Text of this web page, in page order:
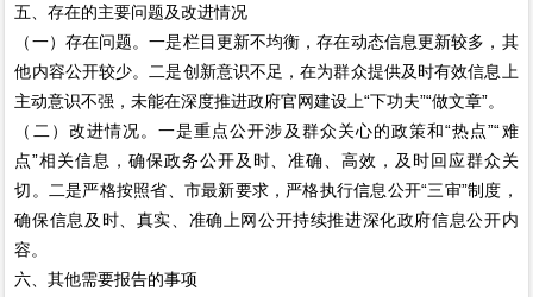
五、存在的主要问题及改进情况
（一）存在问题。一是栏目更新不均衡，存在动态信息更新较多，其
他内容公开较少。二是创新意识不足，在为群众提供及时有效信息上
主动意识不强，未能在深度推进政府官网建设上“下功夫”“做文章”。
（二）改进情况。一是重点公开涉及群众关心的政策和“热点”“难
点”相关信息，确保政务公开及时、准确、高效，及时回应群众关
切。二是严格按照省、市最新要求，严格执行信息公开“三审”制度，
确保信息及时、真实、准确上网公开持续推进深化政府信息公开内
容。
六、其他需要报告的事项